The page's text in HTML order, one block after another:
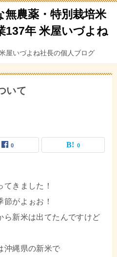
無農薬・特別栽培米
137年 米屋いづよね
屋いづよね社長の個人ブログ
いて
0 0
きました！
がよぉお！
ら新米は出てたんですけど
沖縄県の新米で